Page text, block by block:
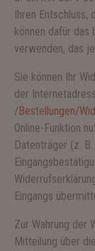
Ihren Entschluss,
können dafür
verwenden, das
Sie können Ihr
der
/Bestellungen/
Online-Funktion
Datenträger (z.
Eingangs
Zur Wahrung der
Mitteilung über